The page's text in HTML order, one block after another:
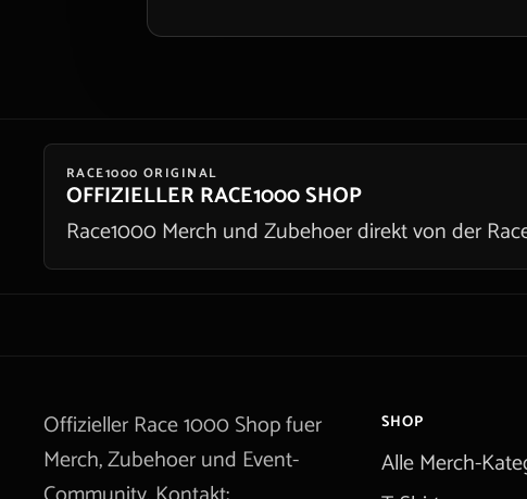
RACE1000 ORIGINAL
OFFIZIELLER RACE1000 SHOP
Race1000 Merch und Zubehoer direkt von der
Offizieller Race 1000 Shop fuer
Merch, Zubehoer und Event-
SHOP
Alle Merch-